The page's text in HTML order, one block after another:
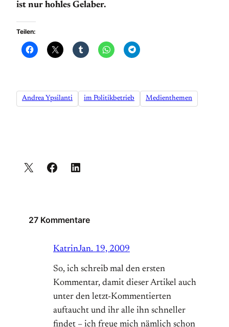
ist nur hohles Gelaber.
Teilen:
Andrea Ypsilanti im Politikbetrieb Medienthemen
27 Kommentare
KatrinJan. 19, 2009
So, ich schreib mal den ersten
Kommentar, damit dieser Artikel auch
unter den letzt-Kommentierten
auftaucht und ihr alle ihn schneller
findet – ich freue mich nämlich schon